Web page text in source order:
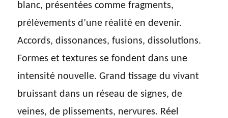
blanc, présentées comme fragments,
prélèvements d’une réalité en devenir.
Accords, dissonances, fusions, dissolutions.
Formes et textures se fondent dans une
intensité nouvelle. Grand tissage du vivant
bruissant dans un réseau de signes, de
veines, de plissements, nervures. Réel